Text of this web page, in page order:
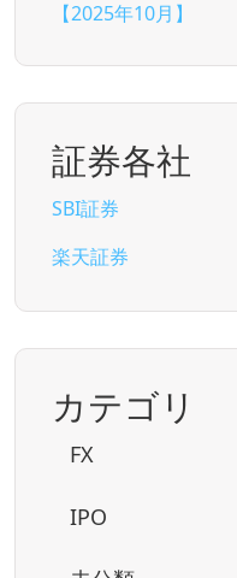
【2025年10月】
証券各社
SBI証券
楽天証券
カテゴリ
FX
IPO